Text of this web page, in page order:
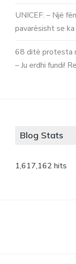
UNICEF: – Një
pavarësisht se
68 ditë protesta
– Ju erdhi fundi!
Blog Stats
1,617,162 hits